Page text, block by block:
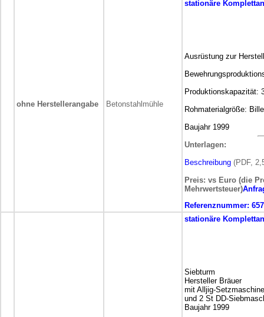
ohne Herstellerangabe Betonstahlmühle
stationäre
Ausrüstung zur
Produktionskapazität:
Rohmaterialgröße:
Baujahr 1999
Unterlagen:
Beschreibung (PDF,
Preis: vs Euro (die
Mehrwertsteuer)
Referenznummer:
stationäre
Siebturm
Hersteller Bräuer
mit Alljig-Setzmaschine
und 2 St DD-
Baujahr 1999